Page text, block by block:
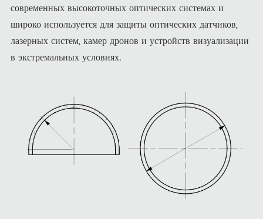
современных высокоточных оптических системах и
широко используется для защиты оптических датчиков,
лазерных систем, камер дронов и устройств визуализации
в экстремальных условиях.